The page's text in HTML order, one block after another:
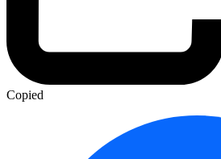
Copied